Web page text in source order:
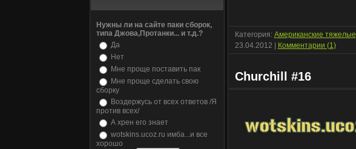
Нужны ли на сайте паки сборок,
типа Джова,Протанки... и т.д.?
Да
Нет
Мне проще поставить пак
Мне проще сделать свою
сборку
Воздержусь от всех ответов /Я
против всех/
А хрен его знает
wotskins.ucoz.ru имба...и все
хорошо
Категория: Американские тяжелые
23.04.2012
Комментарии (1)
Churchill #16